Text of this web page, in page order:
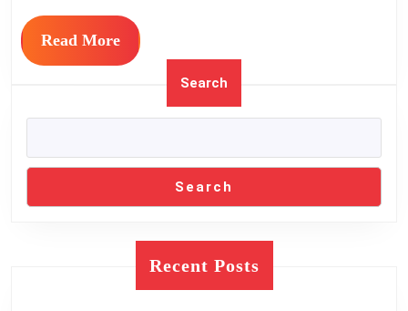
Read MoreRead
More
Search
Search
Recent Posts